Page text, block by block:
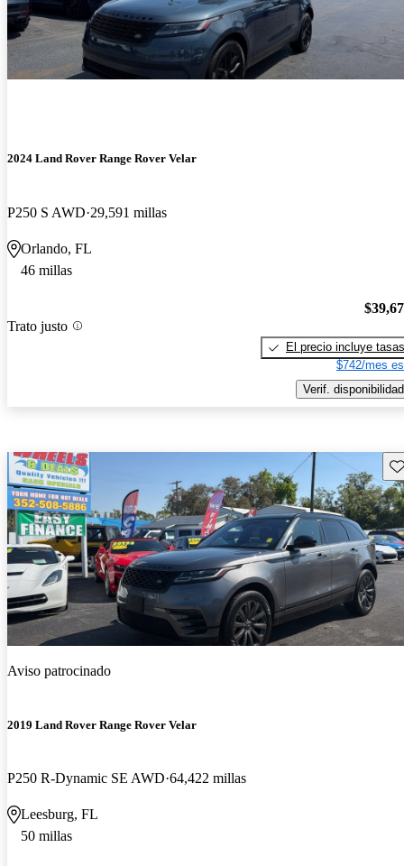
2024 Land Rover Range Rover Velar
P250 S AWD 29,591 millas
Orlando, FL
46 millas
Trato justo
El precio incluye tasas
$742/mes
Verif. disponibilidad
Aviso patrocinado
2019 Land Rover Range Rover Velar
P250 R-Dynamic SE AWD 64,422 millas
Leesburg, FL
50 millas